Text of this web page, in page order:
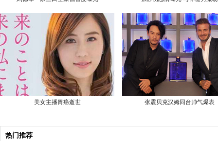
美女主播胃癌逝世 张震贝克汉姆同台帅气爆表
热门推荐